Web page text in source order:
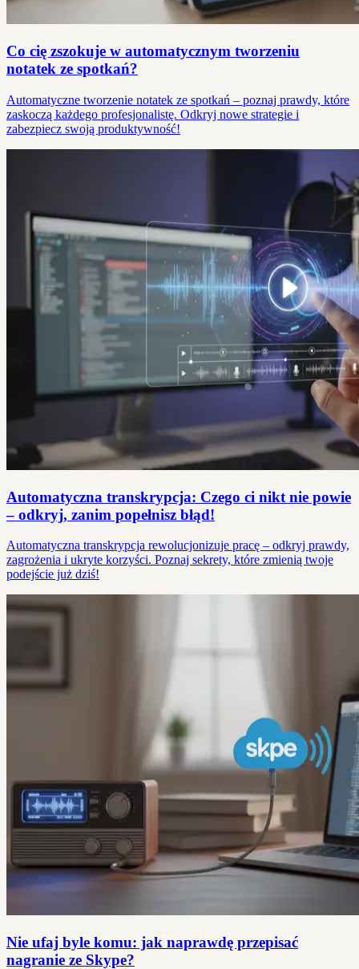
Co cię zszokuje w automatycznym tworzeniu
notatek ze spotkań?
Automatyczne tworzenie notatek ze spotkań – poznaj prawdy, które
zaskoczą każdego profesjonalistę. Odkryj nowe strategie i
zabezpiecz swoją produktywność!
Automatyczna transkrypcja: Czego ci nikt nie powie
– odkryj, zanim popełnisz błąd!
Automatyczna transkrypcja rewolucjonizuje pracę – odkryj prawdy,
zagrożenia i ukryte korzyści. Poznaj sekrety, które zmienią twoje
podejście już dziś!
Nie ufaj byle komu: jak naprawdę przepisać
nagranie ze Skype?